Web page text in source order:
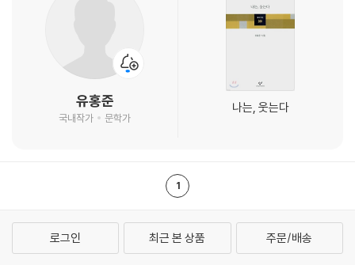
유홍준
국내작가 문학가
나는, 웃는다
1
로그인 최근 본 상품 주문/배송